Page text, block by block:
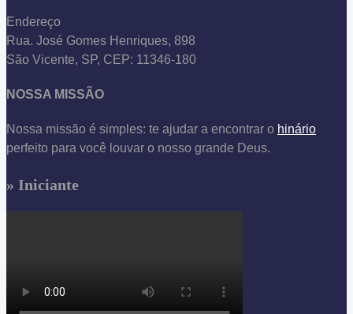
Endereço
Rua. José Gomes Henriques, 898
São Vicente, SP, CEP: 11346-180
NOSSA MISSÃO
Nossa missão é simples: te ajudar a encontrar o hinário
perfeito para você louvar o nosso grande Deus.
» Iniciante